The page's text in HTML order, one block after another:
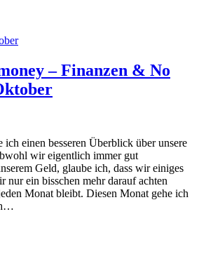
– Finanzen & No
ich einen besseren Überblick über unsere
wir eigentlich immer gut
Geld, glaube ich, dass wir einiges
nur ein bisschen mehr darauf achten
Monat bleibt. Diesen Monat gehe ich